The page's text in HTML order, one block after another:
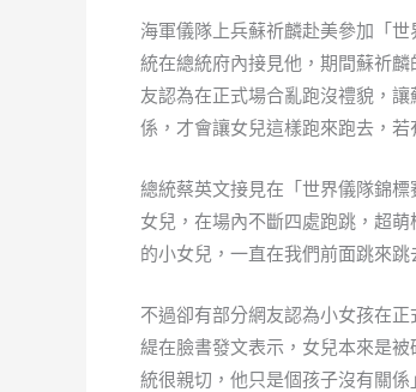
海軍儀隊上兵蘇祈麟赴美參加「
統在總統府內接見他，期間蘇祈
友認為在正式場合亂跑沒禮貌，
係，才會讓女兒這樣跑來跑去，
總統蔡英文接見在「世界儀隊錦
女兒，在場內不斷四處跑跳，超
的小女兒，一直在我們前面跳來跳
不過卻有部分網友認為小女孩在
緹在臉書發文表示，女兒本來是
統很親切，他只是個孩子沒有關